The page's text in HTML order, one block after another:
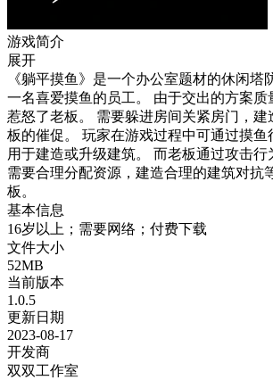
游戏简介
展开
《躺平摸鱼》是一个办公室题材的休闲塔
一名喜爱摸鱼的员工。 由于交出的方案质
惹怒了老板。 需要躲进房间关紧房门，建
板的催促。 玩家在游戏过程中可通过摸鱼
用于建造或升级建筑。 而老板通过攻击行
需要合理分配资源，建造合理的建筑对抗
板。
基本信息
16岁以上；需要网络；付费下载
文件大小
52MB
当前版本
1.0.5
更新日期
2023-08-17
开发商
双双工作室